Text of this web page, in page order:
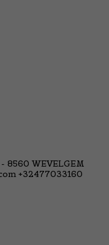
- 8560 WEVELGEM
+32477033160